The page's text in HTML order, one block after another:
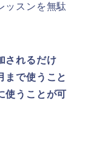
ッスンを無駄
されるだけ
まで使うこと
うことが可